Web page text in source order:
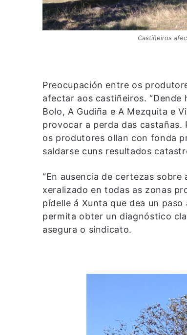
Castiñeiros
Preocupación entre os
afectar aos castiñeiros. “Dende
Bolo, A Gudiña e A Mezquita e
provocar a perda das castañas.
os produtores ollan con fonda
saldarse cuns resultados
“En ausencia de certezas
xeralizado en todas as zonas
pídelle á Xunta que dea un
permita obter un diagnóstico
asegura o sindicato.